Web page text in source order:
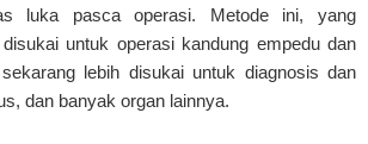
luka pasca operasi. Metode ini, yang
untuk operasi kandung empedu dan
lebih disukai untuk diagnosis dan
dan banyak organ lainnya.